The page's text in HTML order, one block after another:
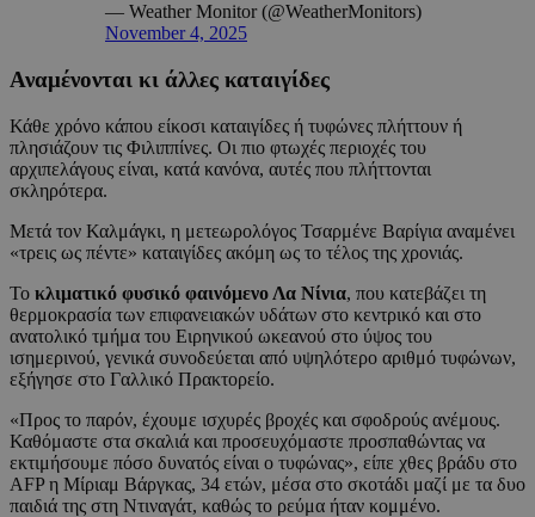
— Weather Monitor (@WeatherMonitors)
November 4, 2025
Αναμένονται κι άλλες καταιγίδες
Κάθε χρόνο κάπου είκοσι καταιγίδες ή τυφώνες πλήττουν ή
πλησιάζουν τις Φιλιππίνες. Οι πιο φτωχές περιοχές του
αρχιπελάγους είναι, κατά κανόνα, αυτές που πλήττονται
σκληρότερα.
Μετά τον Καλμάγκι, η μετεωρολόγος Τσαρμένε Βαρίγια αναμένει
«τρεις ως πέντε» καταιγίδες ακόμη ως το τέλος της χρονιάς.
Το κλιματικό φυσικό φαινόμενο Λα Νίνια, που κατεβάζει τη
θερμοκρασία των επιφανειακών υδάτων στο κεντρικό και στο
ανατολικό τμήμα του Ειρηνικού ωκεανού στο ύψος του
ισημερινού, γενικά συνοδεύεται από υψηλότερο αριθμό τυφώνων,
εξήγησε στο Γαλλικό Πρακτορείο.
«Προς το παρόν, έχουμε ισχυρές βροχές και σφοδρούς ανέμους.
Καθόμαστε στα σκαλιά και προσευχόμαστε προσπαθώντας να
εκτιμήσουμε πόσο δυνατός είναι ο τυφώνας», είπε χθες βράδυ στο
AFP η Μίριαμ Βάργκας, 34 ετών, μέσα στο σκοτάδι μαζί με τα δυο
παιδιά της στη Ντιναγάτ, καθώς το ρεύμα ήταν κομμένο.